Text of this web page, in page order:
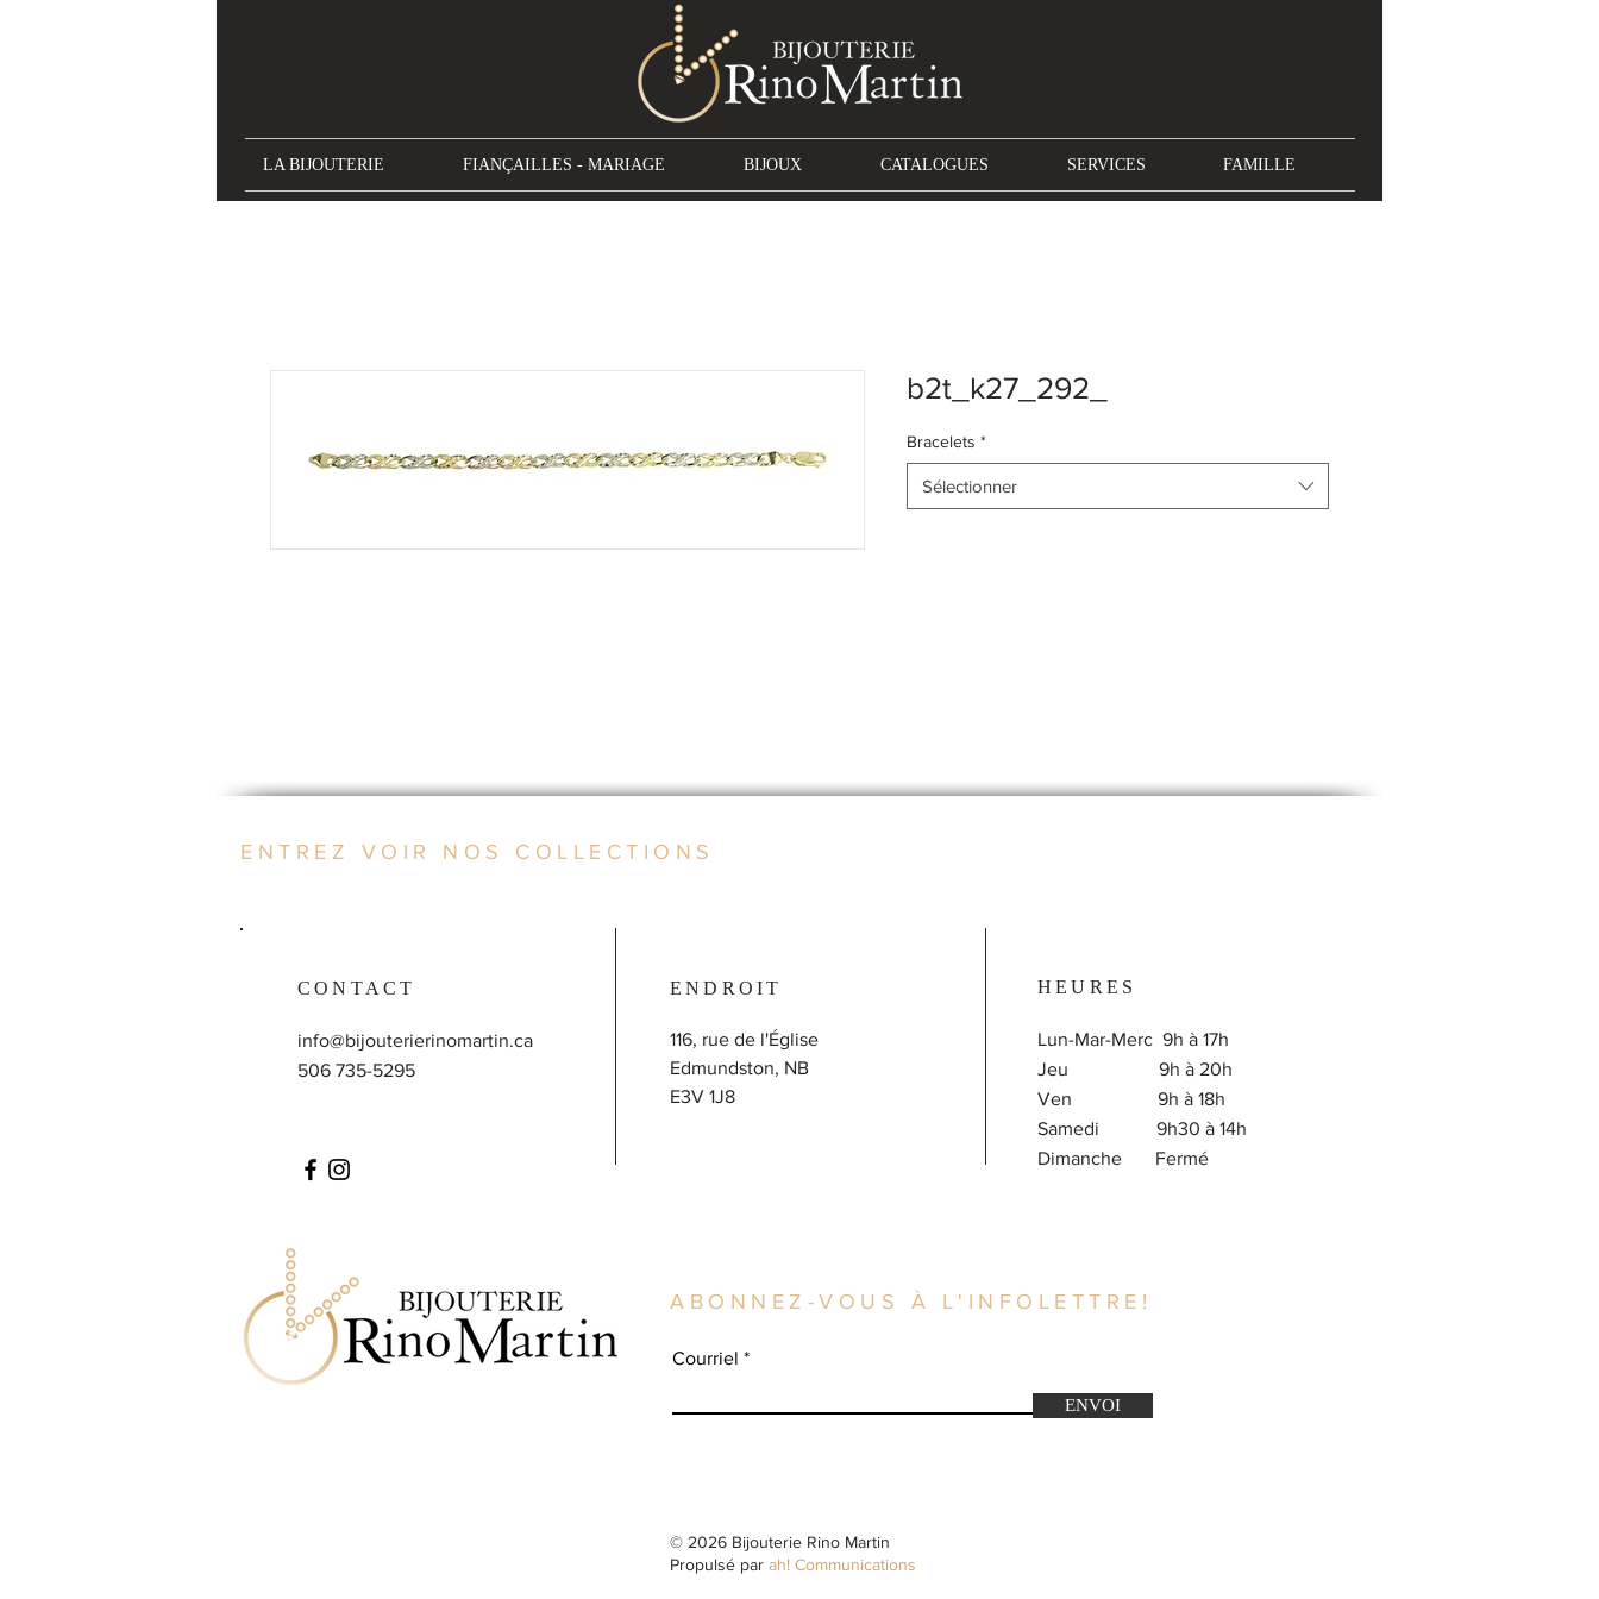
LA BIJOUTERIE FIANÇAILLES - MARIAGE BIJOUX CATALOGUES SERVICES FAMILLE
b2t_k27_292_
Bracelets *
Sélectionner
ENTREZ VOIR NOS COLLECTIONS
CONTACT ENDROIT HEURES
info@bijouterierinomartin.ca
506 735-5295
116, rue de l'Église
Edmundston, NB
E3V 1J8
Lun-Mar-Merc 9h à 17h
Jeu 9h à 20h
Ven 9h à 18h
Samedi 9h30 à 14h
​Dimanche Fermé
ABONNEZ-VOUS À L'INFOLETTRE!
Courriel
ENVOI
© 2026 Bijouterie Rino Martin
Propulsé par ah! Communications